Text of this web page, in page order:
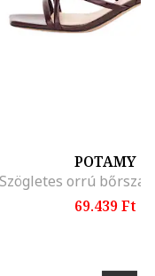
POTAMY
69.439 Ft